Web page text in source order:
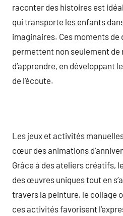
raconter des histoires est
qui transporte les enfants
imaginaires. Ces moments
permettent non seulement de
d’apprendre, en développant
de l’écoute.
Les jeux et activités
cœur des animations
Grâce à des ateliers créatifs,
des œuvres uniques tout en
travers la peinture, le collage
ces activités favorisent